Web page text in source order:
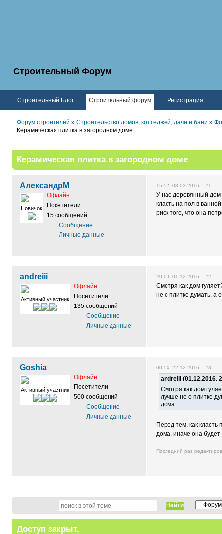
Строительный Форум
Строительный Блог Строительный форум Регистрация
Форум строителей » Строительство домов, коттеджей, дачи и бани »
Керамическая плитка в загородном доме
Керамическая плитка в загородном доме
АлександрМ
Новичок
Офлайн
Посетители
15 сообщений
Сообщение
Личные данные
15:52, 08.03.2016 #1
У нас деревянный дом
класть на пол в
риск того, что она
andreiii
Активный участник
Офлайн
Посетители
135 сообщений
Сообщение
Личные данные
20:00, 01.12.2016 #2
Смотря как дом
не о плитке думать, а
Goshia
Активный участник
Офлайн
Посетители
500 сообщений
Сообщение
Личные данные
00:54, 22.12.2016 #3
andreiii (01.12.2016,
Смотря как дом
лучше не о плитке
дома.
Перед тем, как класть
дома, иначе она будет
Последний раз
Найти
Доступ закрыт.